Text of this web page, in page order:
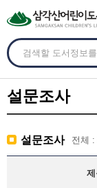
설문조사
설문조사 전체